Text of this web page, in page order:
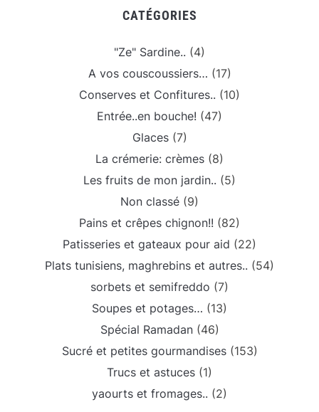
CATÉGORIES
"Ze" Sardine.. (4)
A vos couscoussiers… (17)
Conserves et Confitures.. (10)
Entrée..en bouche! (47)
Glaces(7)
La crémerie: crèmes (8)
Les fruits de mon jardin.. (5)
Non classé (9)
Pains et crêpes chignon!! (82)
Patisseries et gateaux pour aid (22)
Plats tunisiens, maghrebins et autres.. (54)
sorbets et semifreddo (7)
Soupes et potages… (13)
Spécial Ramadan(46)
Sucré et petites gourmandises(153)
Trucs et astuces (1)
yaourts et fromages.. (2)